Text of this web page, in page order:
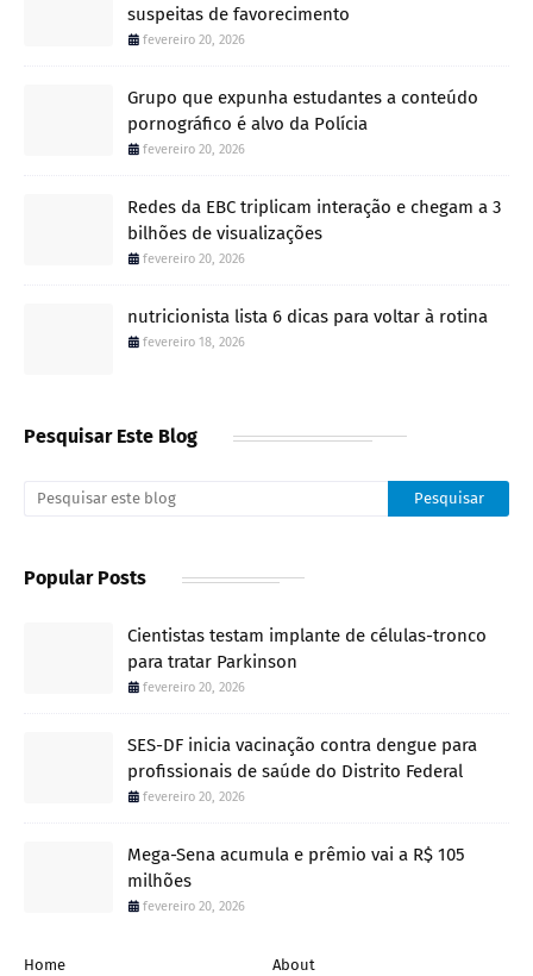
suspeitas de favorecimento
fevereiro 20, 2026
Grupo que expunha estudantes a conteúdo
pornográfico é alvo da Polícia
fevereiro 20, 2026
Redes da EBC triplicam interação e chegam a 3
bilhões de visualizações
fevereiro 20, 2026
nutricionista lista 6 dicas para voltar à rotina
fevereiro 18, 2026
Pesquisar Este Blog
Popular Posts
Cientistas testam implante de células-tronco
para tratar Parkinson
fevereiro 20, 2026
SES-DF inicia vacinação contra dengue para
profissionais de saúde do Distrito Federal
fevereiro 20, 2026
Mega-Sena acumula e prêmio vai a R$ 105
milhões
fevereiro 20, 2026
Home
About